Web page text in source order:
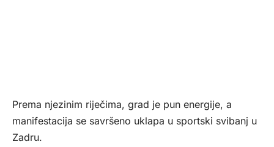
Prema njezinim riječima, grad je pun energije, a
manifestacija se savršeno uklapa u sportski svibanj u
Zadru.